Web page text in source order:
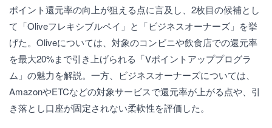
ポイント還元率の向上が狙える点に言及し、2枚目の候補とし
て「Oliveフレキシブルペイ」と「ビジネスオーナーズ」を挙
げた。Oliveについては、対象のコンビニや飲食店での還元率
を最大20%まで引き上げられる「Vポイントアッププログラ
ム」の魅力を解説。一方、ビジネスオーナーズについては、
AmazonやETCなどの対象サービスで還元率が上がる点や、引
き落とし口座が固定されない柔軟性を評価した。